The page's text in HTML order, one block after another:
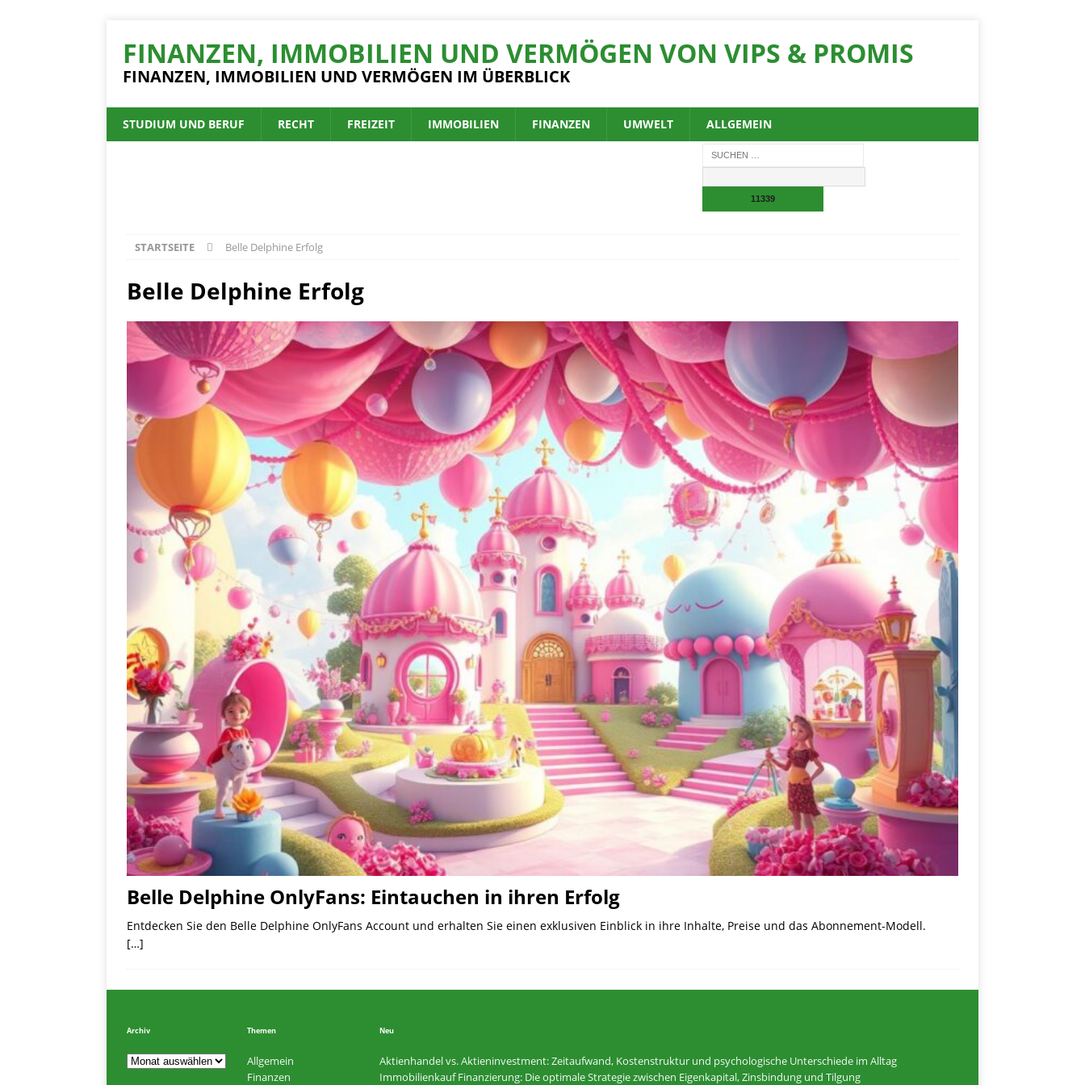
FINANZEN, IMMOBILIEN UND VERMÖGEN VON VIPS & PROMIS
FINANZEN, IMMOBILIEN UND VERMÖGEN IM ÜBERBLICK
STUDIUM UND BERUF RECHT FREIZEIT IMMOBILIEN FINANZEN UMWELT ALLGEMEIN
STARTSEITE Belle Delphine Erfolg
Belle Delphine Erfolg
Belle Delphine OnlyFans: Eintauchen in ihren Erfolg
Entdecken Sie den Belle Delphine OnlyFans Account und erhalten Sie einen exklusiven Einblick in ihre Inhalte, Preise und das Abonnement-Modell.
[…]
Archiv Themen
Allgemein
Finanzen
Neu
Aktienhandel vs. Aktieninvestment: Zeitaufwand, Kostenstruktur und psychologische Unterschiede im Alltag
Immobilienkauf Finanzierung: Die optimale Strategie zwischen Eigenkapital, Zinsbindung und Tilgung